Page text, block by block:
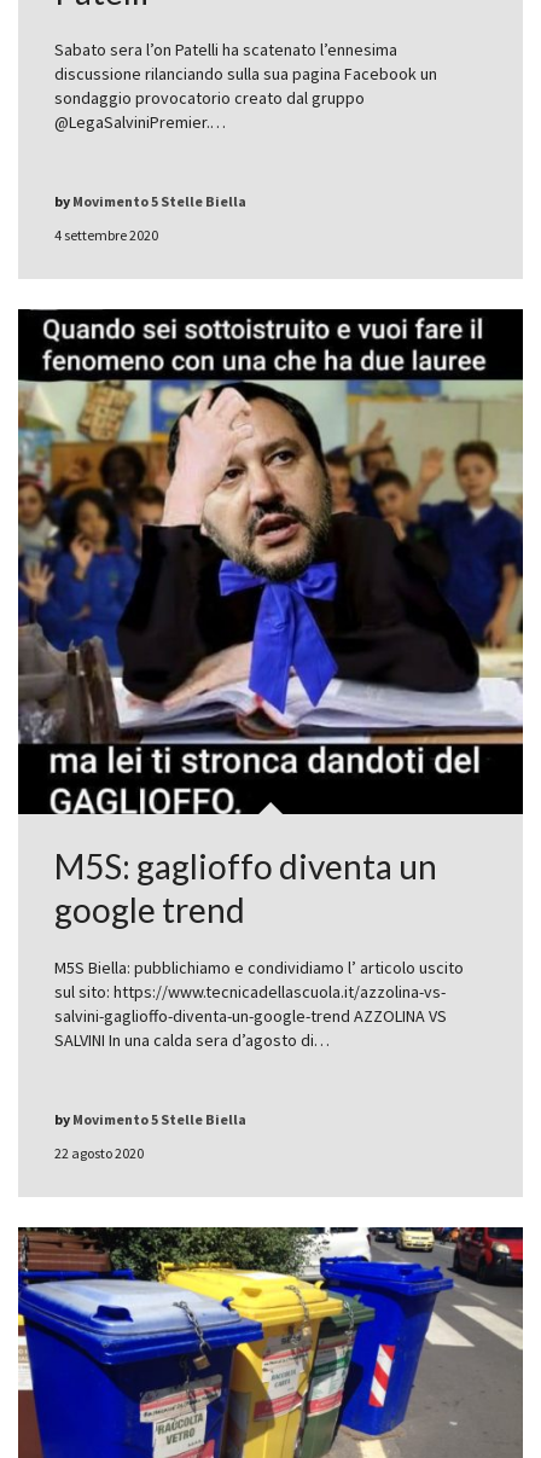
Sabato sera l’on Patelli ha scatenato l’ennesima
discussione rilanciando sulla sua pagina Facebook un
sondaggio provocatorio creato dal gruppo
@LegaSalviniPremier.…
4 settembre 2020
by Movimento 5 Stelle Biella
M5S: gaglioffo diventa un
google trend
M5S Biella: pubblichiamo e condividiamo l’ articolo uscito
sul sito: https://www.tecnicadellascuola.it/azzolina-vs-
salvini-gaglioffo-diventa-un-google-trend AZZOLINA VS
SALVINI In una calda sera d’agosto di…
22 agosto 2020
by Movimento 5 Stelle Biella